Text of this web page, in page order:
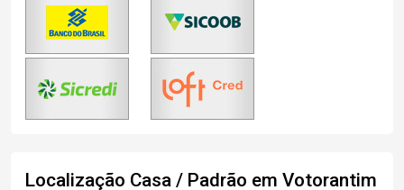
Localização Casa / Padrão em Votorantim